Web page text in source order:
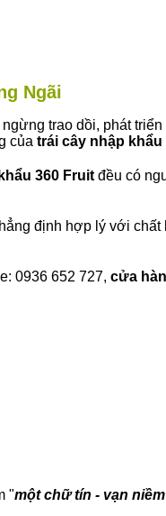
Ngãi
ngừng trao dồi, phát
của trái cây nhập khẩu
360 Fruit đều có
định hợp lý với
0936 652 727, cửa
"một chữ tín - vạn